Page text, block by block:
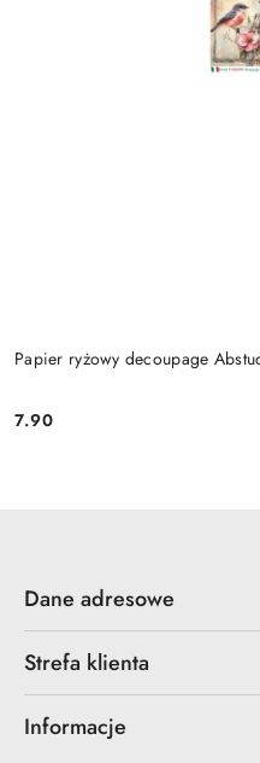
Papier ryżowy decoupage
Cena:
7.90
Dane adresowe
Strefa klienta
Informacje